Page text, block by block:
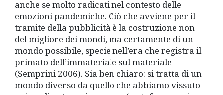
anche se molto radicati nel contesto delle
emozioni pandemiche. Ciò che avviene per il
tramite della pubblicità è la costruzione non
del migliore dei mondi, ma certamente di un
mondo possibile, specie nell’era che registra il
primato dell’immateriale sul materiale
(Semprini 2006). Sia ben chiaro: si tratta di un
mondo diverso da quello che abbiamo vissuto